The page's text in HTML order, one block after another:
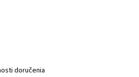
doručenia